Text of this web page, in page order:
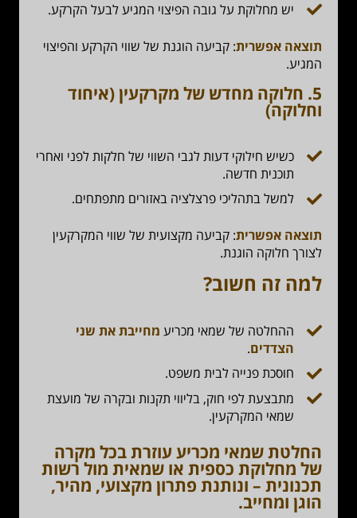
יש מחלוקת על גובה הפיצוי המגיע לבעל הקרקע.
תוצאה אפשרית: קביעה הוגנת של שווי הקרקע והפיצוי
המגיע.
5. חלוקה מחדש של מקרקעין (איחוד
וחלוקה)
כשיש חילוקי דעות לגבי השווי של חלקות לפני ואחרי
תוכנית חדשה.
למשל בתהליכי פרצלציה באזורים מתפתחים.
תוצאה אפשרית: קביעה מקצועית של שווי המקרקעין
לצורך חלוקה הוגנת.
למה זה חשוב?
ההחלטה של שמאי מכריע מחייבת את שני
הצדדים.
חוסכת פנייה לבית משפט.
מתבצעת לפי חוק, בליווי תקנות ובקרה של מועצת
שמאי המקרקעין.
החלטת שמאי מכריע עוזרת בכל מקרה
של מחלוקת כספית או שמאית מול רשות
תכנונית – ונותנת פתרון מקצועי, מהיר,
הוגן ומחייב.